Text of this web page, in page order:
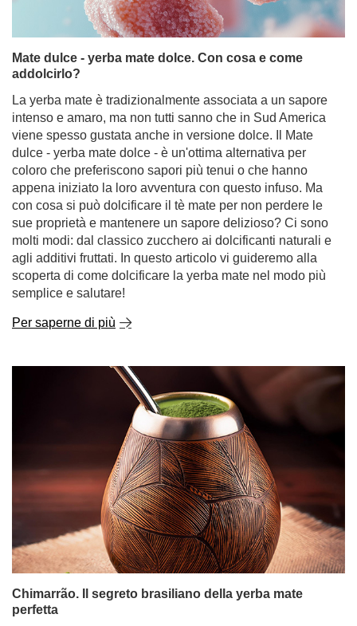
Mate dulce - yerba mate dolce. Con cosa e come
addolcirlo?
La yerba mate è tradizionalmente associata a un sapore
intenso e amaro, ma non tutti sanno che in Sud America
viene spesso gustata anche in versione dolce. Il Mate
dulce - yerba mate dolce - è un'ottima alternativa per
coloro che preferiscono sapori più tenui o che hanno
appena iniziato la loro avventura con questo infuso. Ma
con cosa si può dolcificare il tè mate per non perdere le
sue proprietà e mantenere un sapore delizioso? Ci sono
molti modi: dal classico zucchero ai dolcificanti naturali e
agli additivi fruttati. In questo articolo vi guideremo alla
scoperta di come dolcificare la yerba mate nel modo più
semplice e salutare!
Per saperne di più
Chimarrão. Il segreto brasiliano della yerba mate
perfetta